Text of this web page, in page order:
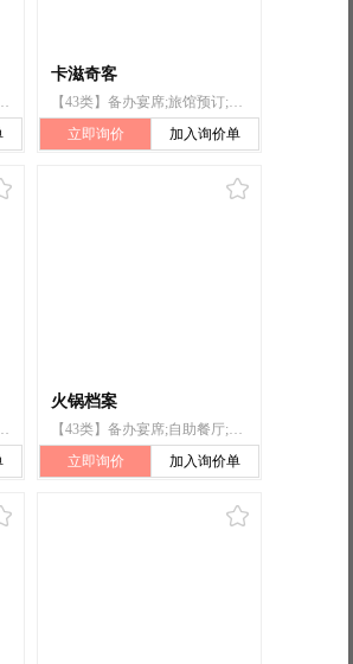
）;快餐馆;酒吧服务;日式料理餐厅;流动饮食供应;茶馆
卡滋奇客
【43类】备办宴席;旅馆预订;快餐馆;旅游房屋出租;餐厅;饭店;预订临时住所;咖啡馆;酒吧服务;活动房屋出租
立即询价
加入询价单
餐馆;食物雕刻;流动饮食供应;拉面馆;自助餐厅
火锅档案
【43类】备办宴席;自助餐厅;餐厅;饭店;餐馆;自助餐馆;快餐馆;日式料理餐厅;流动饮食供应
立即询价
加入询价单